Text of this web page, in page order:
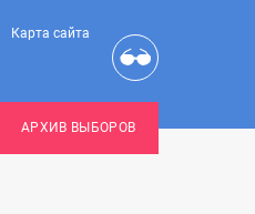
Карта сайта
АРХИВ ВЫБОРОВ